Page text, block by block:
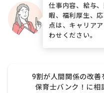
仕事内容、給与
暇、福利厚生、
点は、キャリア
わせください。
9割が人間関係の改善
保育士バンク！に相